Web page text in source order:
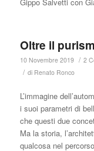
Oltre il
10 Novembre 2019 / 2
/ di Renato Ronco
L’immagine
i suoi parametri di
che questi due
Ma la storia,
qualcosa nel